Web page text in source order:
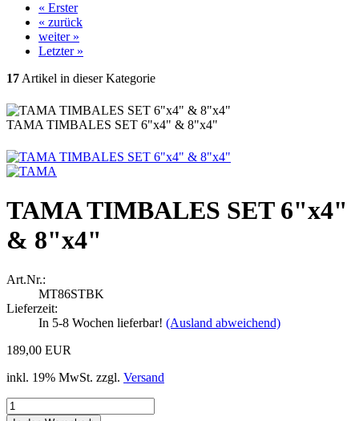
« Erster
« zurück
weiter »
Letzter »
17 Artikel in dieser Kategorie
TAMA TIMBALES SET 6"x4" & 8"x4"
TAMA TIMBALES SET 6"x4"
& 8"x4"
Art.Nr.:
MT86STBK
Lieferzeit:
In 5-8 Wochen lieferbar! (Ausland abweichend)
189,00 EUR
inkl. 19% MwSt. zzgl. Versand